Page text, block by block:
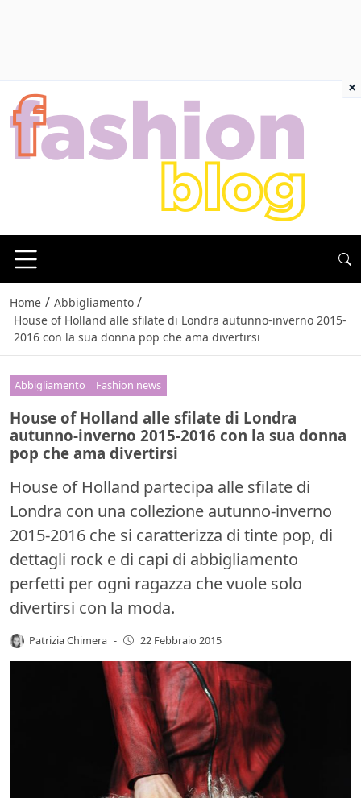
Home / Abbigliamento /
House of Holland alle sfilate di Londra autunno-inverno 2015-
2016 con la sua donna pop che ama divertirsi
Abbigliamento Fashion news
House of Holland alle sfilate di Londra
autunno-inverno 2015-2016 con la sua donna
pop che ama divertirsi
House of Holland partecipa alle sfilate di
Londra con una collezione autunno-inverno
2015-2016 che si caratterizza di tinte pop, di
dettagli rock e di capi di abbigliamento
perfetti per ogni ragazza che vuole solo
divertirsi con la moda.
Patrizia Chimera - 22 Febbraio 2015
×